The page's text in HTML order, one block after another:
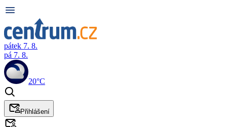
pátek 7. 8.
pá 7. 8.
20°C
Přihlášení